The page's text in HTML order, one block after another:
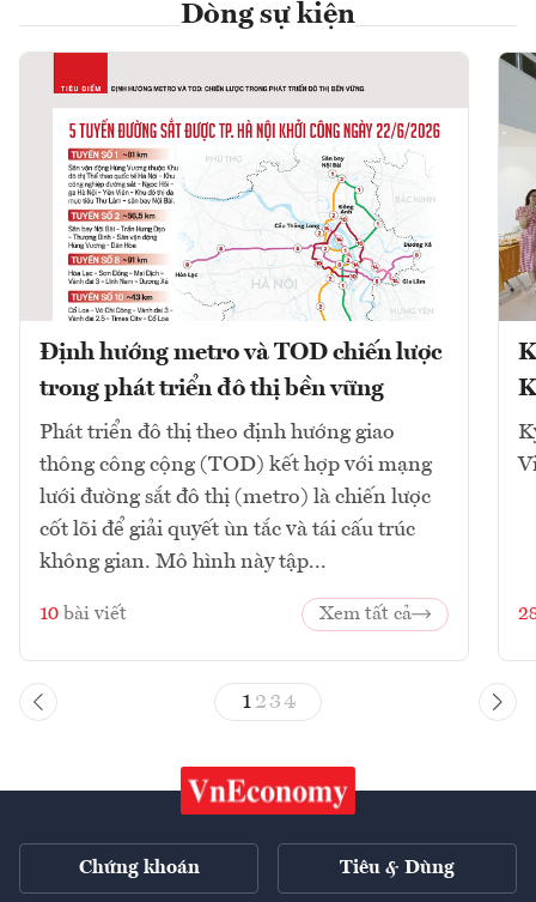
Dòng sự kiện
Định hướng metro và TOD chiến lược
trong phát triển đô thị bền vững
Phát triển đô thị theo định hướng giao
thông công cộng (TOD) kết hợp với mạng
lưới đường sắt đô thị (metro) là chiến lược
cốt lõi để giải quyết ùn tắc và tái cấu trúc
không gian. Mô hình này tập...
10 bài viết Xem tất cả
1 23 4
Chứng khoán Tiêu & Dùng